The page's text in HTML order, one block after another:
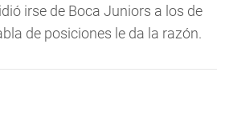
irse de Boca Juniors a los de
de posiciones le da la razón.